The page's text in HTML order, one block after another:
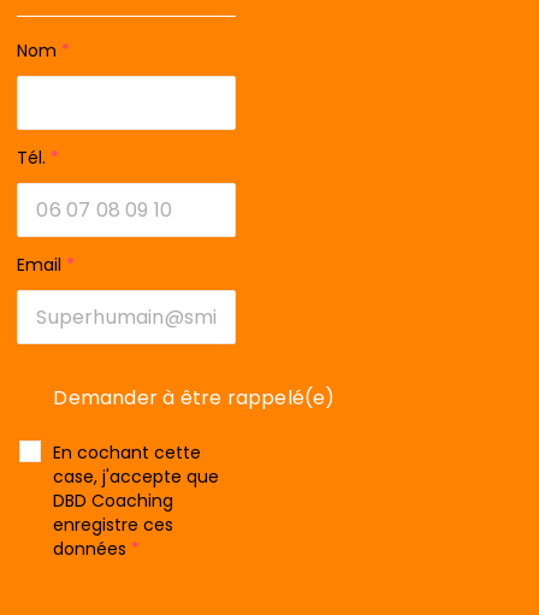
Nom *
Tél. *
Email *
En cochant cette
case, j'accepte que
DBD Coaching
enregistre ces
données *